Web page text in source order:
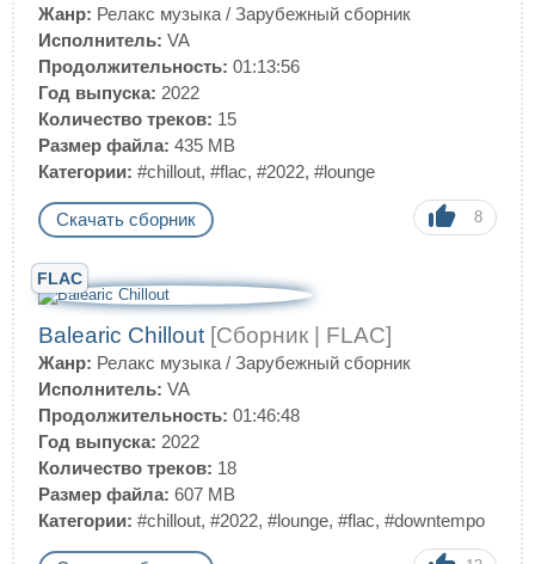
Жанр: Релакс музыка / Зарубежный сборник
Исполнитель: VA
Продолжительность: 01:13:56
Год выпуска: 2022
Количество треков: 15
Размер файла: 435 MB
Категории: #chillout, #flac, #2022, #lounge
Скачать сборник 8
FLAC
Balearic Chillout [Сборник | FLAC]
Жанр: Релакс музыка / Зарубежный сборник
Исполнитель: VA
Продолжительность: 01:46:48
Год выпуска: 2022
Количество треков: 18
Размер файла: 607 MB
Категории: #chillout, #2022, #lounge, #flac, #downtempo